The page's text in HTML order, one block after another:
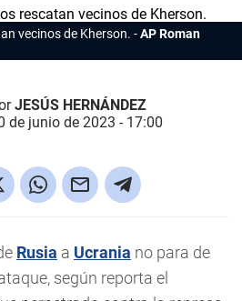
vecinos de Kherson.
AP Roman
JESÚS HERNÁNDEZ
de junio de 2023 - 17:00
Rusia a Ucrania no para de
según reporta el